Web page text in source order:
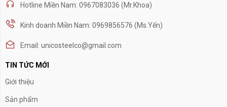
Hotline Miền Nam: 0967083036 (Mr.Khoa)
Kinh doanh Miền Nam: 0969856576 (Ms.Yến)
Email: unicosteelco@gmail.com
TIN TỨC MỚI
Giới thiệu
Sản phẩm